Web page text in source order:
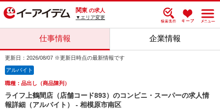
関東 の求人
▼エリア変更
仕事情報 企業情報
更新日：2026/08/07 ※更新日時点の最新情報です
アルバイト
職種：品出し（商品陳列）
ライフ上鶴間店（店舗コード893）のコンビニ・スーパーの求人情
報詳細（アルバイト） - 相模原市南区